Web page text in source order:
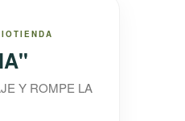
Y ROMPE LA